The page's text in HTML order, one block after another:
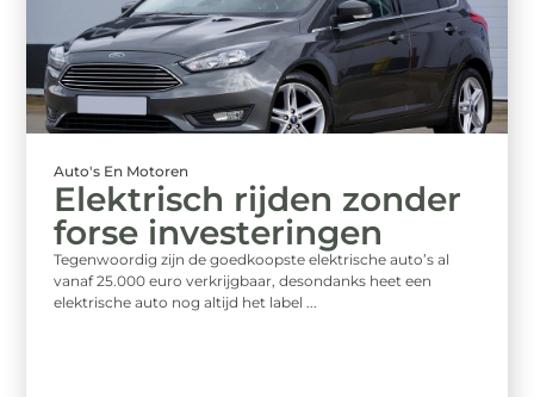
Auto's En Motoren
Elektrisch rijden zonder
forse investeringen
Tegenwoordig zijn de goedkoopste elektrische auto’s al
vanaf 25.000 euro verkrijgbaar, desondanks heet een
elektrische auto nog altijd het label ...